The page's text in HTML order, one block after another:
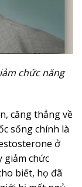
chức năng
căng thẳng về
sống chính là
ở
giảm chức
biết, họ đã